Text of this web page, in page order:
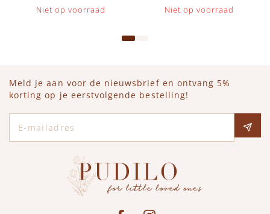
Niet op voorraad Niet op voorraad
Meld je aan voor de nieuwsbrief en ontvang 5%
korting op je eerstvolgende bestelling!
See our FacebookBekijk onze Instagram pagina